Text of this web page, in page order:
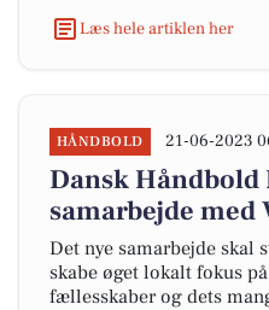
Læs hele artiklen her
HÅNDBOLD 21-06-2023
Dansk
samarbejde med
Det nye samarbejde
skabe øget lokalt fokus
fællesskaber og dets